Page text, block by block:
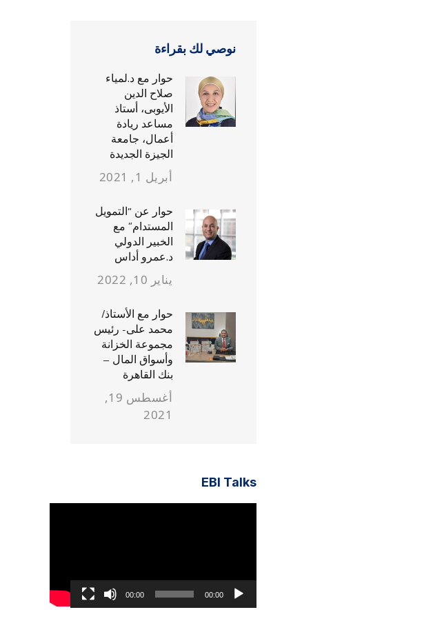
نوصي لك بقراءة
حوار مع د.لمياء
صلاح الدين
الأيوبى، أستاذ
مساعد ريادة
أعمال، جامعة
الجيزة الجديدة
أبريل 1, 2021
حوار عن “التمويل
المستدام” مع
الخبير الدولي
د.عمرو أداس
يناير 10, 2022
حوار مع الأستاذ/
محمد على- رئيس
مجموعة الخزانة
وأسواق المال –
بنك القاهرة
أغسطس 19,
2021
EBI Talks
00:00
00:00